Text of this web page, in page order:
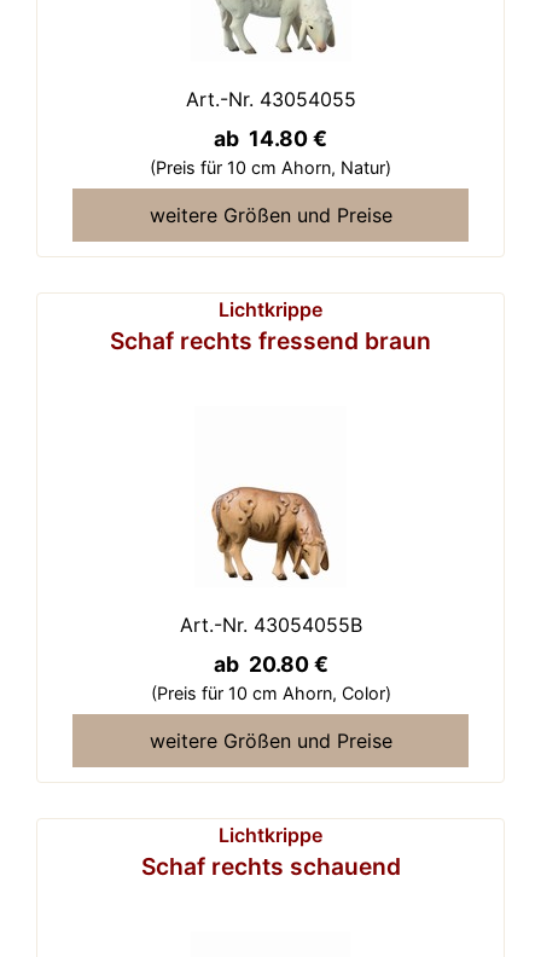
Art.-Nr. 43054055
ab 14.80 €
(Preis für 10 cm Ahorn, Natur)
weitere Größen und Preise
Lichtkrippe
Schaf rechts fressend braun
Art.-Nr. 43054055B
ab 20.80 €
(Preis für 10 cm Ahorn, Color)
weitere Größen und Preise
Lichtkrippe
Schaf rechts schauend